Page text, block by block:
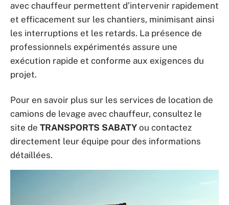
avec chauffeur permettent d’intervenir rapidement
et efficacement sur les chantiers, minimisant ainsi
les interruptions et les retards. La présence de
professionnels expérimentés assure une
exécution rapide et conforme aux exigences du
projet.
Pour en savoir plus sur les services de location de
camions de levage avec chauffeur, consultez le
site de TRANSPORTS SABATY ou contactez
directement leur équipe pour des informations
détaillées.